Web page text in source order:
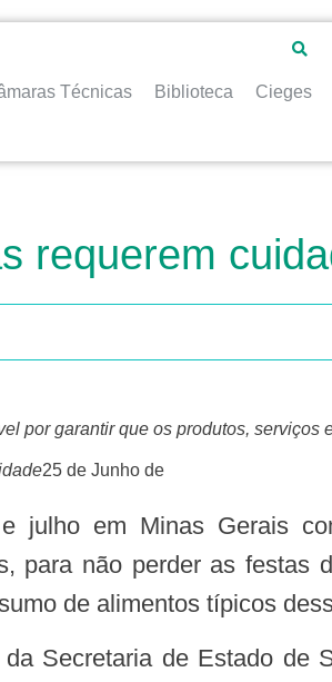
Técnicas Biblioteca Cieges
requerem
25 de Junho de
para não perder as festas
de alimentos típicos